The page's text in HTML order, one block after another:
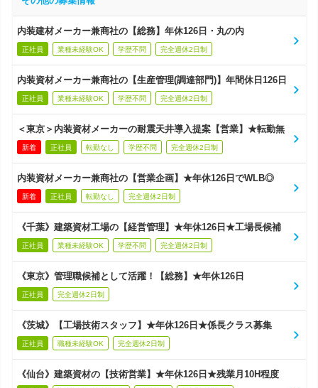
内装建材メーカー兼商社の【総務】年休126日・丸の内
正社員 業種未経験OK 学歴不問 完全週休2日制
内装資材メーカー兼商社の【生産管理(調達部門)】年間休日126日
正社員 業種未経験OK 学歴不問 完全週休2日制
＜東京＞内装資材メーカーの耐震天井導入提案【営業】★転勤無
新着 正社員 転勤なし 学歴不問 完全週休2日制
内装資材メーカー兼商社の【営業企画】★年休126日でWLB◎
新着 正社員 転勤なし 完全週休2日制
《千葉》建築資材工場の【経営管理】★年休126日★工場長候補
正社員 業種未経験OK 学歴不問 完全週休2日制
《東京》管理職候補として活躍！【総務】★年休126日
正社員 完全週休2日制
《茨城》【工場技術スタッフ】★年休126日★係長クラス募集
正社員 職種未経験OK 完全週休2日制
《仙台》建築資材の【技術営業】★年休126日★残業月10H程度